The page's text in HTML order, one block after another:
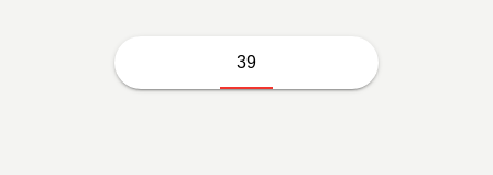
39